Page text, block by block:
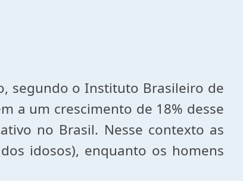
segundo o Instituto Brasileiro de
a um crescimento de 18% desse
no Brasil. Nesse contexto as
idosos), enquanto os homens